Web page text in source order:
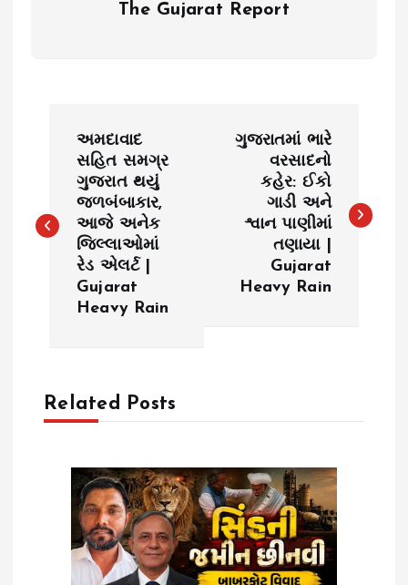
The Gujarat Report
s
v
અમદાવાદ
સહિત સમગ્ર
ગુજરાત થયું
જળબંબાકાર,
આજે અનેક
જિલ્લાઓમાં
રેડ એલર્ટ |
Gujarat
Heavy Rain
ગુજરાતમાં ભારે
વરસાદનો
કહેર: ઈકો
ગાડી અને
શ્વાન પાણીમાં
તણાયા |
Gujarat
Heavy Rain
Related Posts